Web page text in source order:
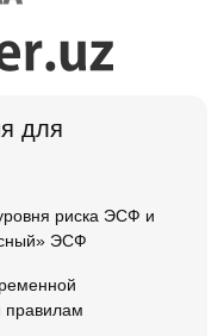
для
риска ЭСФ и
ЭСФ
правилам